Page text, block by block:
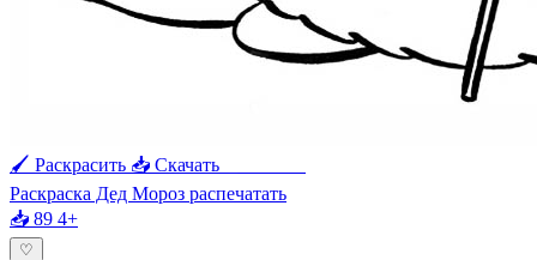
🖌 Раскрасить 📥 Скачать
Раскраска Дед Мороз распечатать
📥 89 4+
♡